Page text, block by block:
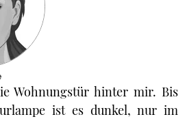
Wohnungstür hinter mir. Bis
ist es dunkel, nur im